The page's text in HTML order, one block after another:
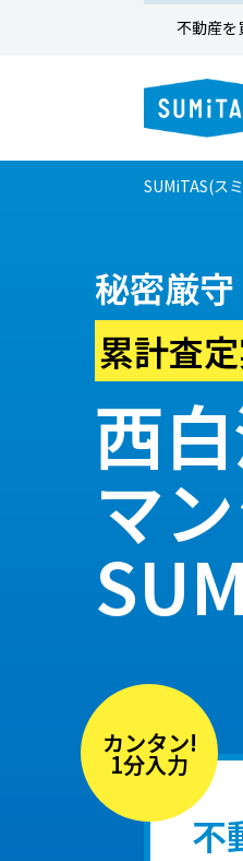
不動産を
SUMiTAS(ス
秘密厳
累計査
西
マ
カンタン!
1分入力
不